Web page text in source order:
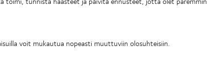
voit mukautua nopeasti muuttuviin olosuhteisiin.